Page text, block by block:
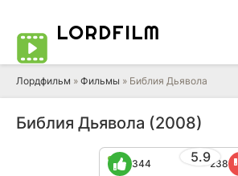
LORDFILM
Лордфильм » Фильмы » Библия Дьявола
Библия Дьявола (2008)
5.9
344 238